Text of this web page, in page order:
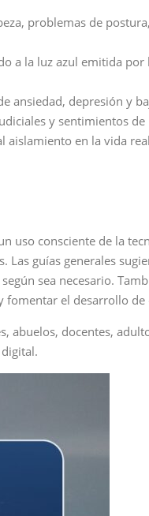
problemas de
a la luz azul emitida por
ansiedad, depresión y
y sentimientos
en la vida
uso consciente de la
guías generales
sea necesario.
fomentar el desarrollo
abuelos, docentes,